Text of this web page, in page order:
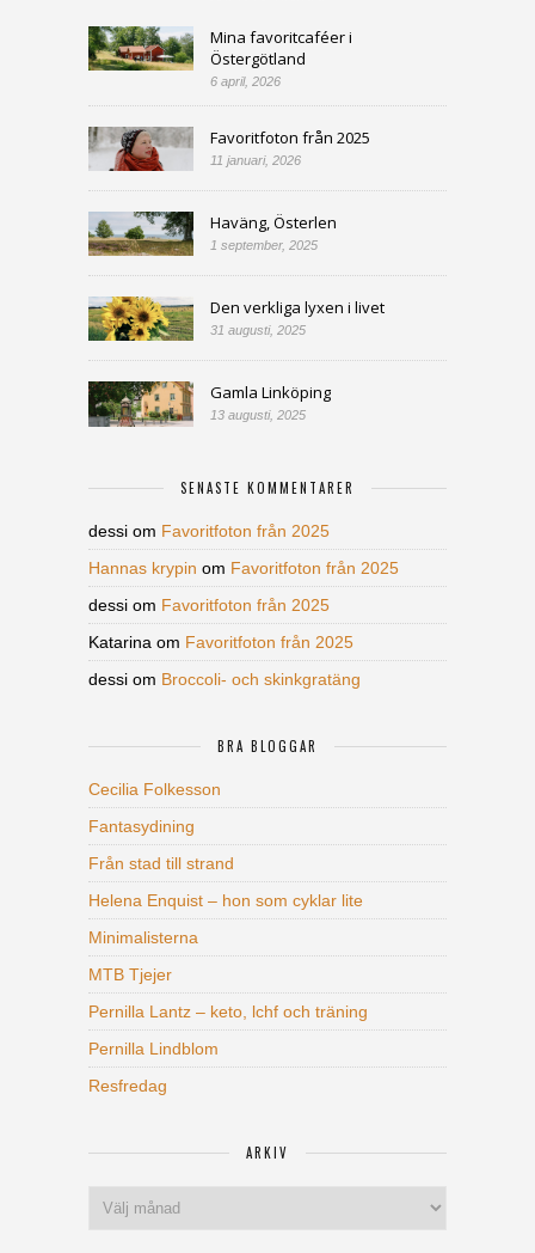
Mina favoritcaféer i
Östergötland
6 april, 2026
Favoritfoton från 2025
11 januari, 2026
Haväng, Österlen
1 september, 2025
Den verkliga lyxen i livet
31 augusti, 2025
Gamla Linköping
13 augusti, 2025
SENASTE KOMMENTARER
dessi om Favoritfoton från 2025
Hannas krypin om Favoritfoton från 2025
dessi om Favoritfoton från 2025
Katarina om Favoritfoton från 2025
dessi om Broccoli- och skinkgratäng
BRA BLOGGAR
Cecilia Folkesson
Fantasydining
Från stad till strand
Helena Enquist – hon som cyklar lite
Minimalisterna
MTB Tjejer
Pernilla Lantz – keto, lchf och träning
Pernilla Lindblom
Resfredag
ARKIV